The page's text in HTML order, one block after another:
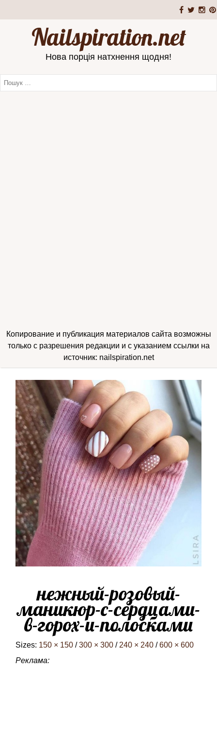
Nailspiration.net
Нова порція натхнення щодня!
Копирование и публикация материалов сайта возможны
только с разрешения редакции и с указанием ссылки на
источник: nailspiration.net
нежный-розовый-
маникюр-с-сердцами-
в-горох-и-полосками
Sizes: 150 × 150 / 300 × 300 / 240 × 240 / 600 × 600
Реклама: